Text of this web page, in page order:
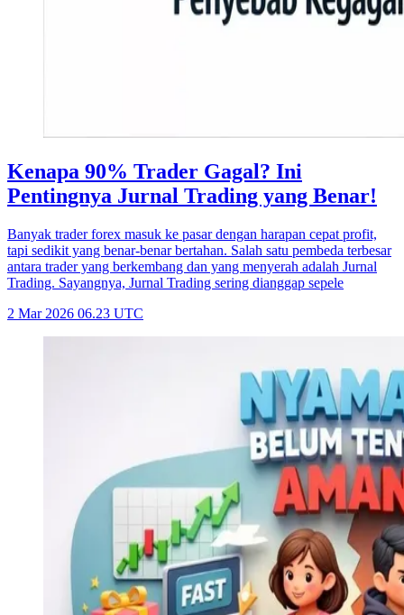
Kenapa 90% Trader Gagal? Ini
Pentingnya Jurnal Trading yang Benar!
Banyak trader forex masuk ke pasar dengan harapan cepat profit,
tapi sedikit yang benar-benar bertahan. Salah satu pembeda terbesar
antara trader yang berkembang dan yang menyerah adalah Jurnal
Trading. Sayangnya, Jurnal Trading sering dianggap sepele
2 Mar 2026 06.23 UTC